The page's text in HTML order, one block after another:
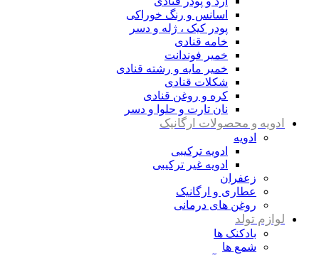
اسانس و رنگ خوراکی
پودر کیک ، ژله و دسر
خامه قنادی
خمیر فوندانت
خمیر مایه و رشته قنادی
شکلات قنادی
کره و روغن قنادی
نان تارت و حلوا و دسر
ادویه و محصولات ارگانیک
ادویه
ادویه ترکیبی
ادویه غیر ترکیبی
زعفران
عطاری و ارگانیک
روغن های درمانی
لوازم تولد
بادکنک ها
شمع ها